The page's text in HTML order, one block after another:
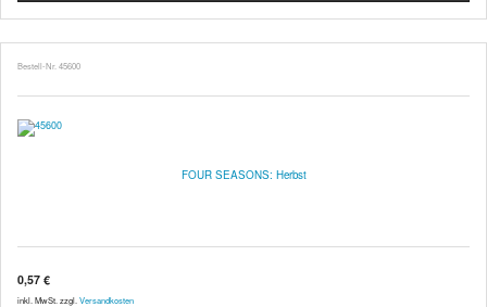
Bestell-Nr. 45600
FOUR SEASONS: Herbst
0,57 €
inkl. MwSt. zzgl. Versandkosten